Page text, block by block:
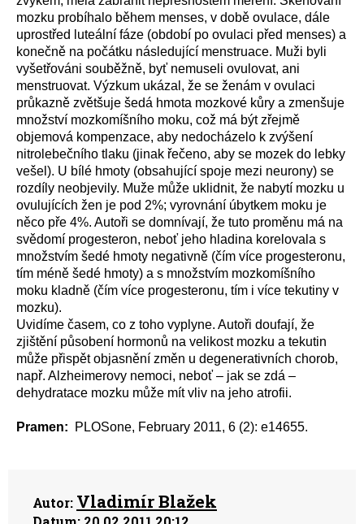
mozku probíhalo během menses, v době ovulace, dále
uprostřed luteální fáze (období po ovulaci před menses) a
konečně na počátku následující menstruace. Muži byli
vyšetřováni souběžně, byť nemuseli ovulovat, ani
menstruovat. Výzkum ukázal, že se ženám v ovulaci
průkazně zvětšuje šedá hmota mozkové kůry a zmenšuje
množství mozkomíšního moku, což má být zřejmě
objemová kompenzace, aby nedocházelo k zvýšení
nitrolebečního tlaku (jinak řečeno, aby se mozek do lebky
vešel). U bílé hmoty (obsahující spoje mezi neurony) se
rozdíly neobjevily. Muže může uklidnit, že nabytí mozku u
ovulujících žen je pod 2%; vyrovnání úbytkem moku je
něco pře 4%. Autoři se domnívají, že tuto proměnu má na
svědomí progesteron, neboť jeho hladina korelovala s
množstvím šedé hmoty negativně (čím více progesteronu,
tím méně šedé hmoty) a s množstvím mozkomíšního
moku kladně (čím více progesteronu, tím i více tekutiny v
mozku).
Uvidíme časem, co z toho vyplyne. Autoři doufají, že
zjištění působení hormonů na velikost mozku a tekutin
může přispět objasnění změn u degenerativních chorob,
např. Alzheimerovy nemoci, neboť – jak se zdá –
dehydratace mozku může mít vliv na jeho atrofii.
Pramen: PLOSone, February 2011, 6 (2): e14655.
Autor: Vladimír Blažek